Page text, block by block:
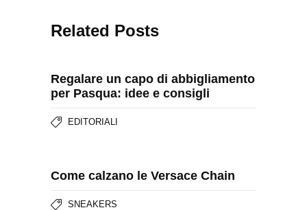
Related Posts
Regalare un capo di abbigliamento
per Pasqua: idee e consigli
EDITORIALI
Come calzano le Versace Chain
SNEAKERS